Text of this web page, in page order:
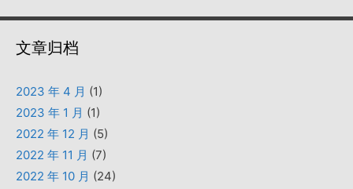
文章归档
2023 年 4 月 (1)
2023 年 1 月 (1)
2022 年 12 月 (5)
2022 年 11 月 (7)
2022 年 10 月 (24)